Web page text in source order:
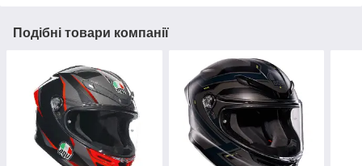
Подібні товари компанії